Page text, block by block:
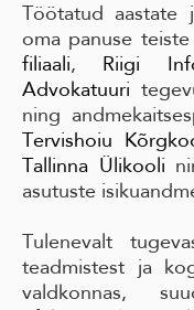
Töötatud aastate
oma panuse teiste
filiaali, Riigi
Advokatuuri
ning
Tervishoiu
Tallinna Ülikooli
asutuste
Tulenevalt
teadmistest ja
valdkonnas,